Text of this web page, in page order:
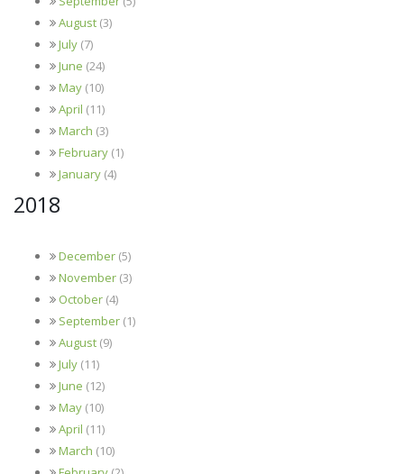
August (3)
July (7)
June (24)
May (10)
April (11)
March (3)
February (1)
January (4)
2018
December (5)
November (3)
October (4)
September (1)
August (9)
July (11)
June (12)
May (10)
April (11)
March (10)